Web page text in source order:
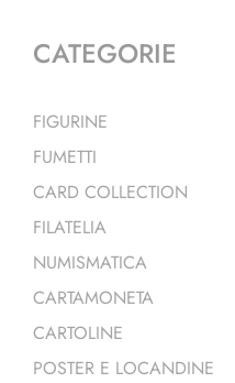
CATEGORIE
FIGURINE
FUMETTI
CARD COLLECTION
FILATELIA
NUMISMATICA
CARTAMONETA
CARTOLINE
POSTER E LOCANDINE